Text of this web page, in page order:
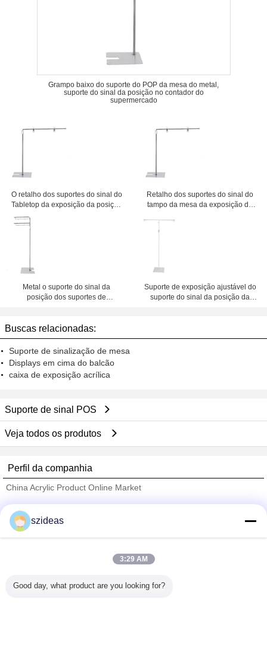
Grampo baixo do suporte do POP da mesa do metal,
suporte do sinal da posição no contador do
supermercado
O retalho dos suportes do sinal do
Tabletop da exposição da posição
de A3 A4, 300-500mm ajusta a
Retalho dos suportes do sinal do
tampo da mesa da exposição da
Metal o suporte do sinal da
posição dos suportes de
Suporte de exposição ajustável do
suporte do sinal da posição da
Buscas relacionadas:
Suporte de sinalização de mesa
Displays em cima do balcão
caixa de exposição acrílica
Suporte de sinal POS
Veja todos os produtos
Perfil da companhia
China Acrylic Product Online Market
Trust Seal
Todos os Produtos
szideas
3:29 AM
Good day, what product are you looking for?